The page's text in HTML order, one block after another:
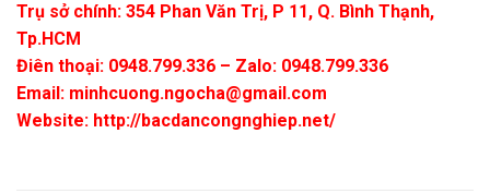
Trụ sở chính: 354 Phan Văn Trị, P 11, Q. Bình Thạnh,
Tp.HCM
Điên thoại: 0948.799.336 – Zalo: 0948.799.336
Email: minhcuong.ngocha@gmail.com
Website: http://bacdancongnghiep.net/